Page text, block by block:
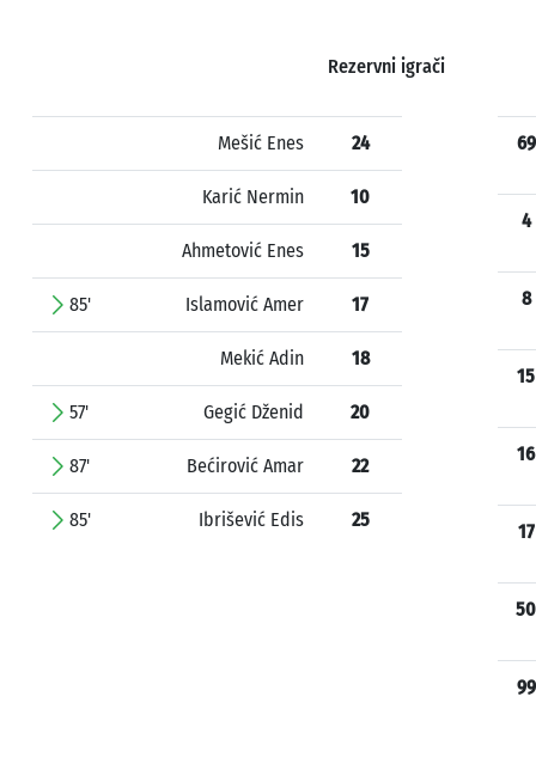
Rezervni igrači
Mešić Enes 24
Karić Nermin 10
Ahmetović Enes 15
85' Islamović Amer 17
Mekić Adin 18
57' Gegić Dženid 20
87' Bećirović Amar 22
85' Ibrišević Edis 25
69
4
8
15
16
17
50
99